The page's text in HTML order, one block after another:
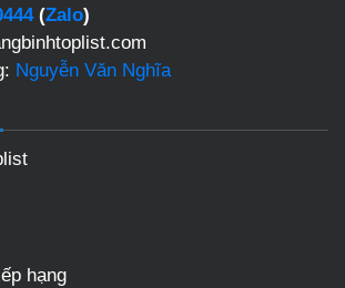
(Zalo)
Nguyễn Văn Nghĩa
hạng